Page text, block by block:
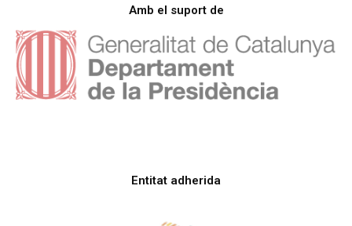
Amb el suport de
Entitat adherida